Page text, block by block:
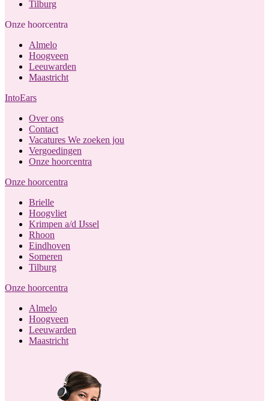
Tilburg
Onze hoorcentra
Almelo
Hoogveen
Leeuwarden
Maastricht
IntoEars
Over ons
Contact
Vacatures We zoeken jou
Vergoedingen
Onze hoorcentra
Onze hoorcentra
Brielle
Hoogvliet
Krimpen a/d IJssel
Rhoon
Eindhoven
Someren
Tilburg
Onze hoorcentra
Almelo
Hoogveen
Leeuwarden
Maastricht